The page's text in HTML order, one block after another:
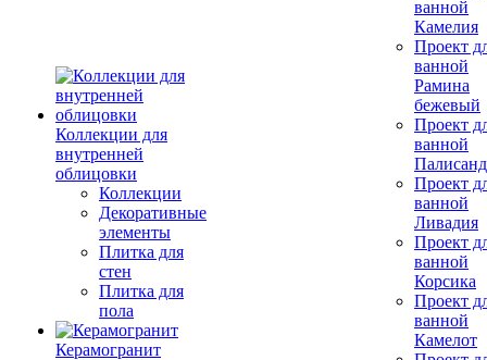
Коллекции для
внутренней
облицовки
Коллекции
Декоративные
элементы
Плитка для
стен
Плитка для
пола
Керамогранит
ванной
Камелия
Проект
ванной
Рамина
бежевый
Проект
ванной
Проект
ванной
Ливадия
Проект
ванной
Корсика
Проект
ванной
Камелот